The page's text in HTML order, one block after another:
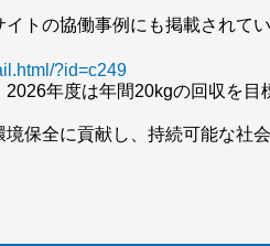
トの協働事例にも掲載されてい
?id=c249
年度は年間20kgの回収を目
保全に貢献し、持続可能な社